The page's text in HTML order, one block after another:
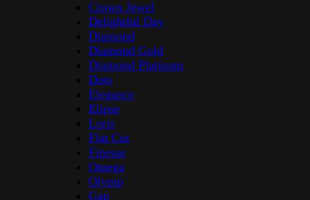
Crown Jewel
Delightful Day
Diamond
Diamond Gold
Diamond Platinum
Dots
Elegance
Elipse
Loris
Flat Cut
Finesse
Omega
Olymp
Gap